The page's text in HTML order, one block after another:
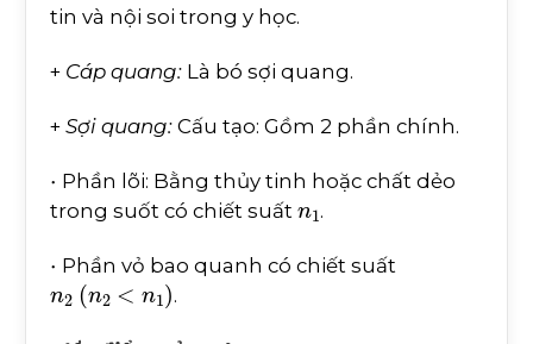
tin và nội soi trong y học.
+ Cáp quang: Là bó sợi quang.
+ Sợi quang: Cấu tạo: Gồm 2 phần chính.
Phần lõi: Bằng thủy tinh hoặc chất dẻo
trong suốt có chiết suất n 1 .
Phần vỏ bao quanh có chiết suất
n 2 (n 2 <n 1) .